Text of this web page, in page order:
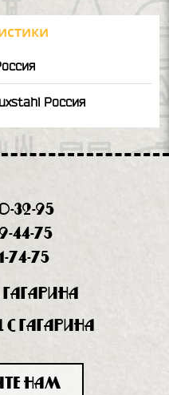
Россия
32-95
44-75
74-75
Гагарина
нам